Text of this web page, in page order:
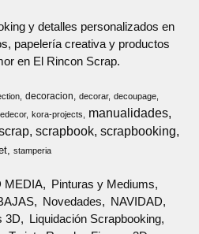
y detalles personalizados en
papelería creativa y productos
en El Rincon Scrap.
decoracion decorar
decoupage
kora-projects manualidades
scrapbook scrapbooking
stamperia
MEDIA
Pinturas y Mediums
Novedades
NAVIDAD
3D
Liquidación Scrapbooking